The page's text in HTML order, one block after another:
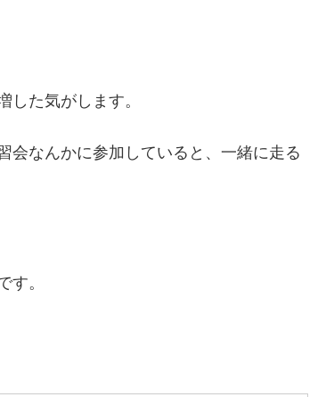
た気がします。
なんかに参加していると、一緒に走る
。